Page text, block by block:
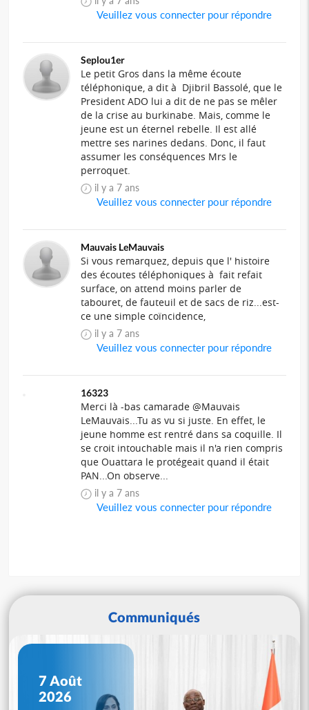
Veuillez vous connecter pour répondre
Seplou1er
Le petit Gros dans la même écoute
téléphonique, a dit à Djibril Bassolé, que le
President ADO lui a dit de ne pas se mêler
de la crise au burkinabe. Mais, comme le
jeune est un éternel rebelle. Il est allé
mettre ses narines dedans. Donc, il faut
assumer les conséquences Mrs le
perroquet.
il y a 7 ans
Veuillez vous connecter pour répondre
Mauvais LeMauvais
Si vous remarquez, depuis que l' histoire
des écoutes téléphoniques à fait refait
surface, on attend moins parler de
tabouret, de fauteuil et de sacs de riz...est-
ce une simple coïncidence,
il y a 7 ans
Veuillez vous connecter pour répondre
16323
Merci là -bas camarade @Mauvais
LeMauvais...Tu as vu si juste. En effet, le
jeune homme est rentré dans sa coquille. Il
se croit intouchable mais il n'a rien compris
que Ouattara le protégeait quand il était
PAN...On observe...
il y a 7 ans
Veuillez vous connecter pour répondre
Communiqués
7 Août
2026